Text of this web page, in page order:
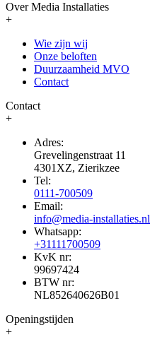
Over Media Installaties
+
Wie zijn wij
Onze beloften
Duurzaamheid MVO
Contact
Contact
+
Adres:
Grevelingenstraat 11
4301XZ, Zierikzee
Tel:
0111-700509
Email:
info@media-installaties.nl
Whatsapp:
+31111700509
KvK nr:
99697424
BTW nr:
NL852640626B01
Openingstijden
+